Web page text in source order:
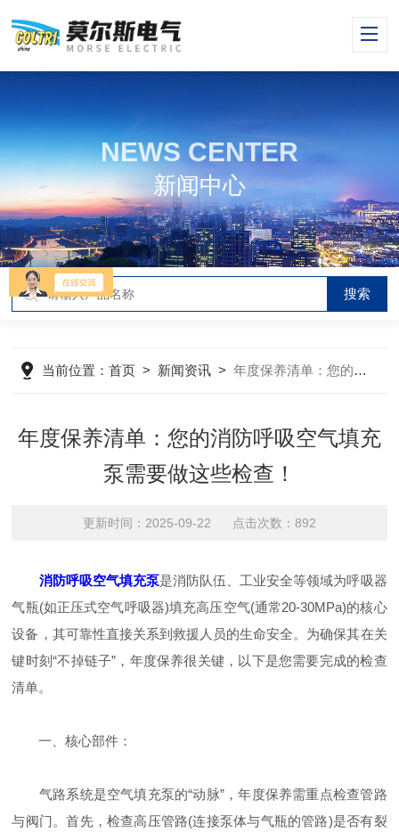
NEWS CENTER
新闻中心
当前位置：首页 > 新闻资讯 >年度保养清单：您的消防呼吸空气填充泵需要做这些检查！
年度保养清单：您的消防呼吸空气填充
泵需要做这些检查！
更新时间：2025-09-22 点击次数：892
消防呼吸空气填充泵是消防队伍、工业安全等领域为呼吸器
气瓶(如正压式空气呼吸器)填充高压空气(通常20-30MPa)的核心
设备，其可靠性直接关系到救援人员的生命安全。为确保其在关
键时刻“不掉链子”，年度保养很关键，以下是您需要完成的检查
清单。
一、核心部件：
气路系统是空气填充泵的“动脉”，年度保养需重点检查管路
与阀门。首先，检查高压管路(连接泵体与气瓶的管路)是否有裂